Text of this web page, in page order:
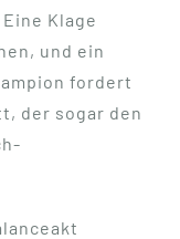
Klage
und ein
fordert
der sogar den